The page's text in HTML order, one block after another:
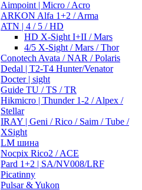
Aimpoint | Micro / Acro
ARKON Alfa 1+2 / Arma
ATN | 4 / 5 / HD
HD X-Sight I+II / Mars
4/5 X-Sight / Mars / Thor
Conotech Avata / NAR / Polaris
Dedal | T2-T4 Hunter/Venator
Docter | sight
Guide TU / TS / TR
Hikmicro | Thunder 1-2 / Alpex /
Stellar
IRAY | Geni / Rico / Saim / Tube /
XSight
LM шина
Nocpix Rico2 / ACE
Pard 1+2 | SA/NV008/LRF
Picatinny
Pulsar & Yukon